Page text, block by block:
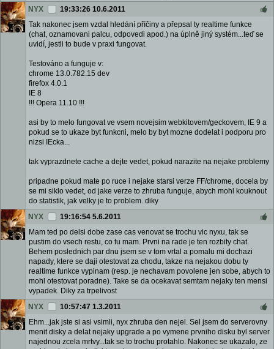
NYX
19:33:26 10.6.2011
Tak nakonec jsem vzdal hledání příčiny a přepsal ty realtime funkce
(chat, oznamovani palcu, odpovedi apod.) na úplně jiný systém...teď se
uvidí, jestli to bude v praxi fungovat.
Testováno a funguje v:
chrome 13.0.782.15 dev
firefox 4.0.1
IE 8
!!! Opera 11.10 !!!
asi by to melo fungovat ve vsem novejsim webkitovem/geckovem, IE 9 a
pokud se to ukaze byt funkcni, melo by byt mozne dodelat i podporu pro
nizsi IEcka...
tak vyprazdnete cache a dejte vedet, pokud narazite na nejake problemy
pripadne pokud mate po ruce i nejake starsi verze FF/chrome, docela by
se mi siklo vedet, od jake verze to zhruba funguje, abych mohl kouknout
do statistik, jak velky je to problem. diky
NYX
19:16:54 5.6.2011
Mam ted po delsi dobe zase cas venovat se trochu vic nyxu, tak se
pustim do vsech restu, co tu mam. Prvni na rade je ten rozbity chat.
Behem poslednich par dnu jsem se v tom vrtal a pomalu mi dochazi
napady, ktere se daji otestovat za chodu, takze na nejakou dobu ty
realtime funkce vypinam (resp. je nechavam povolene jen sobe, abych to
mohl otestovat poradne). Take se da ocekavat semtam nejaky ten mensi
vypadek. Diky za trpelivost
NYX
10:57:47 1.3.2011
Ehm...jak jste si asi vsimli, nyx zhruba den nejel. Sel jsem do serverovny
menit disky a delat nejaky upgrade a po vymene prvniho disku byl server
najednou zcela mrtvy...tak se to trochu protahlo. Nakonec se ukazalo, ze